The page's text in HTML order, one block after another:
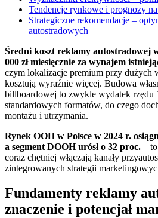
Tendencje rynkowe i prognozy
Strategiczne rekomendacje –
autostradowych
Średni koszt reklamy autostradowej
000 zł miesięcznie za wynajem
czym lokalizacje premium przy dużych
kosztują wyraźnie więcej. Budowa
billboardowej to zwykle wydatek rzędu
standardowych formatów, do czego
montażu i utrzymania.
Rynek OOH w Polsce w 2024 r.
a segment DOOH urósł o 32 proc. –
coraz chętniej włączają kanały
zintegrowanych strategii
Fundamenty reklamy
znaczenie i potencjał